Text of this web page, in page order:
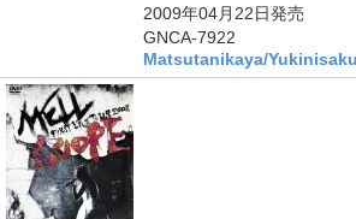
2009年04月22日発売
GNCA-7922
Matsutanikaya/